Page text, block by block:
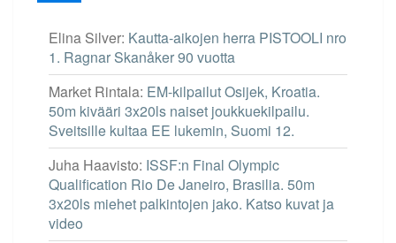
Elina Silver: Kautta-aikojen herra PISTOOLI nro
1. Ragnar Skanåker 90 vuotta
Market Rintala: EM-kilpailut Osijek, Kroatia.
50m kivääri 3x20ls naiset joukkuekilpailu.
Sveitsille kultaa EE lukemin, Suomi 12.
Juha Haavisto: ISSF:n Final Olympic
Qualification Rio De Janeiro, Brasilia. 50m
3x20ls miehet palkintojen jako. Katso kuvat ja
video